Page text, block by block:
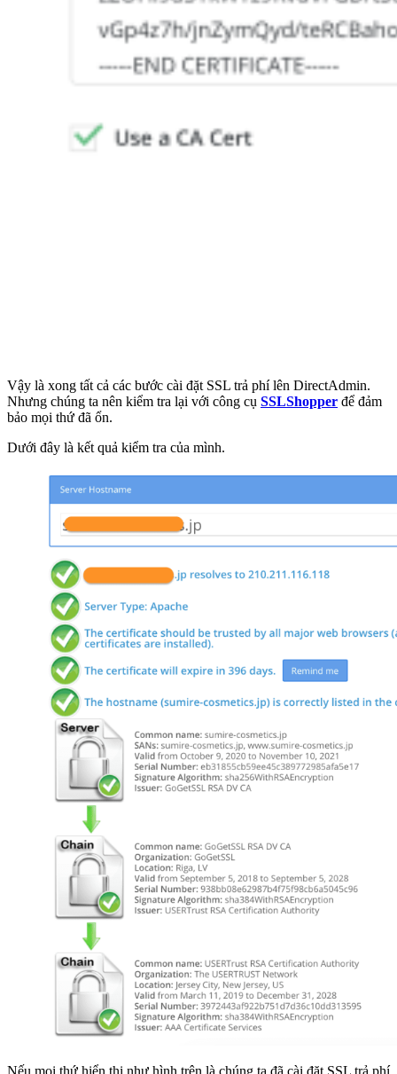
Vậy là xong tất cả các bước cài đặt SSL trả phí lên DirectAdmin.
Nhưng chúng ta nên kiểm tra lại với công cụ SSLShopper để đảm
bảo mọi thứ đã ổn.
Dưới đây là kết quả kiểm tra của mình.
Nếu mọi thứ hiển thị như hình trên là chúng ta đã cài đặt SSL trả phí